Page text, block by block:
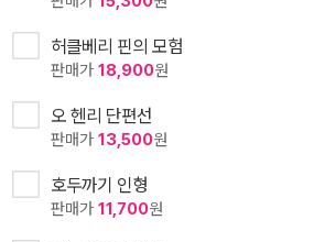
허클베리 핀의 모험
판매가 18,900원
오 헨리 단편선
판매가 13,500원
호두까기 인형
판매가 11,700원